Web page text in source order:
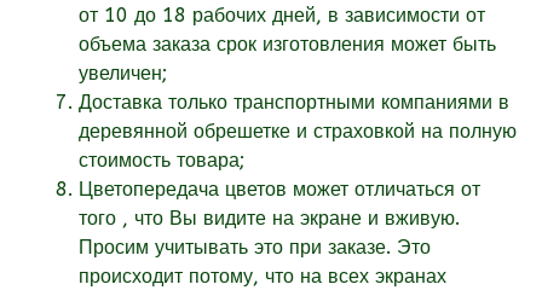
от 10 до 18 рабочих дней, в зависимости от
объема заказа срок изготовления может быть
увеличен;
Доставка только транспортными компаниями в
деревянной обрешетке и страховкой на полную
стоимость товара;
Цветопередача цветов может отличаться от
того , что Вы видите на экране и вживую.
Просим учитывать это при заказе. Это
происходит потому, что на всех экранах